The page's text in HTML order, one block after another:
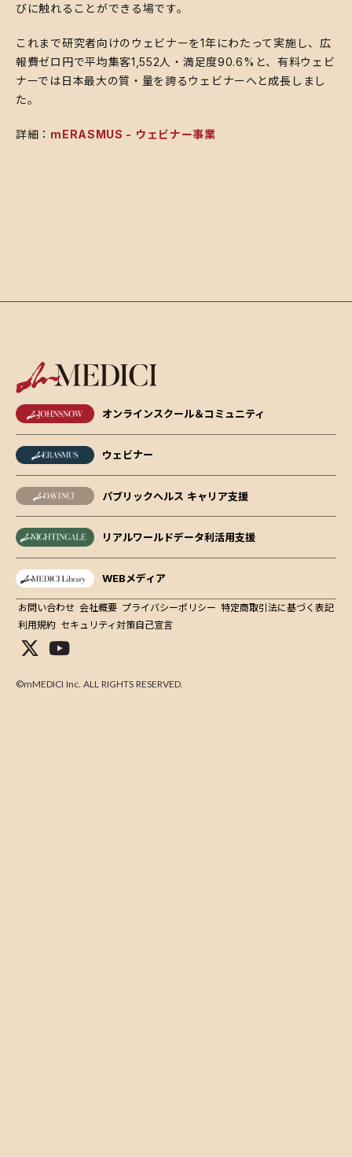
びに触れることができる場です。
これまで研究者向けのウェビナーを1年にわたって実施し、広
報費ゼロ円で平均集客1,552人・満足度90.6%と、有料ウェビ
ナーでは日本最大の質・量を誇るウェビナーへと成長しまし
た。
詳細： mERASMUS - ウェビナー事業
オンラインスクール＆コミュニティ
ウェビナー
パブリックヘルス キャリア支援
リアルワールドデータ利活用支援
WEBメディア
お問い合わせ 会社概要 プライバシーポリシー 特定商取引法に基づく表記
利用規約 セキュリティ対策自己宣言
©mMEDICI Inc. ALL RIGHTS RESERVED.